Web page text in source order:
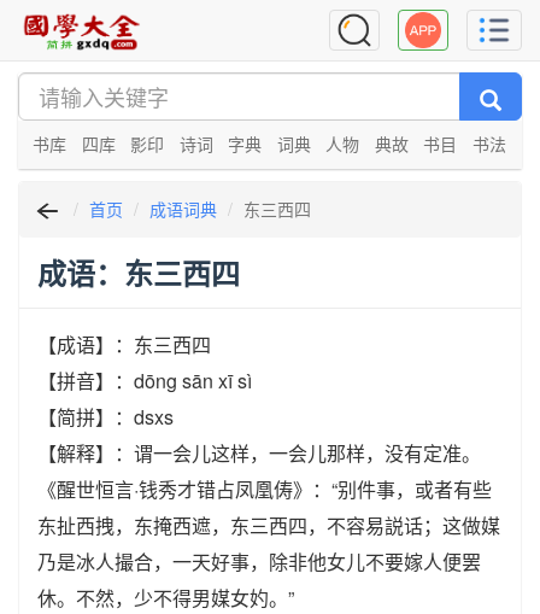
书库 四库 影印 诗词 字典 词典 人物 典故 书目 书法
首页 成语词典 东三西四
成语：东三西四
【成语】：东三西四
【拼音】：dōng sān xī sì
【简拼】：dsxs
【解释】：谓一会儿这样，一会儿那样，没有定准。
《醒世恒言·钱秀才错占凤凰俦》：“别件事，或者有些
东扯西拽，东掩西遮，东三西四，不容易説话；这做媒
乃是冰人撮合，一天好事，除非他女儿不要嫁人便罢
休。不然，少不得男媒女妁。”